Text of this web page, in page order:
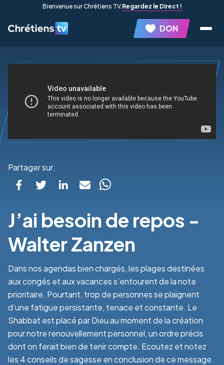
Bienvenue sur Chrétiens TV.Regardez le Direct !
DON
Partager sur:
J’ai besoin de repos -
Walter Zanzen
Dans nos agendas bien chargés, les plages destinées
aux congés et aux vacances s’entourent de la note
prioritaire. Pourtant, trop de personnes se plaignent
d’une fatigue persistante, tenace et constante. Le
Shabbat est placé par Dieu au moment de la création
pour notre renouvellement personnel, un ordre précis
dont on ferait bien de tenir compte. Ecoutez et notez
les 4 conseils de sagesse en conclusion de ce message.